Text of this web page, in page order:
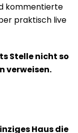
kommentierte
praktisch live
Stelle nicht so
verweisen.
Haus die